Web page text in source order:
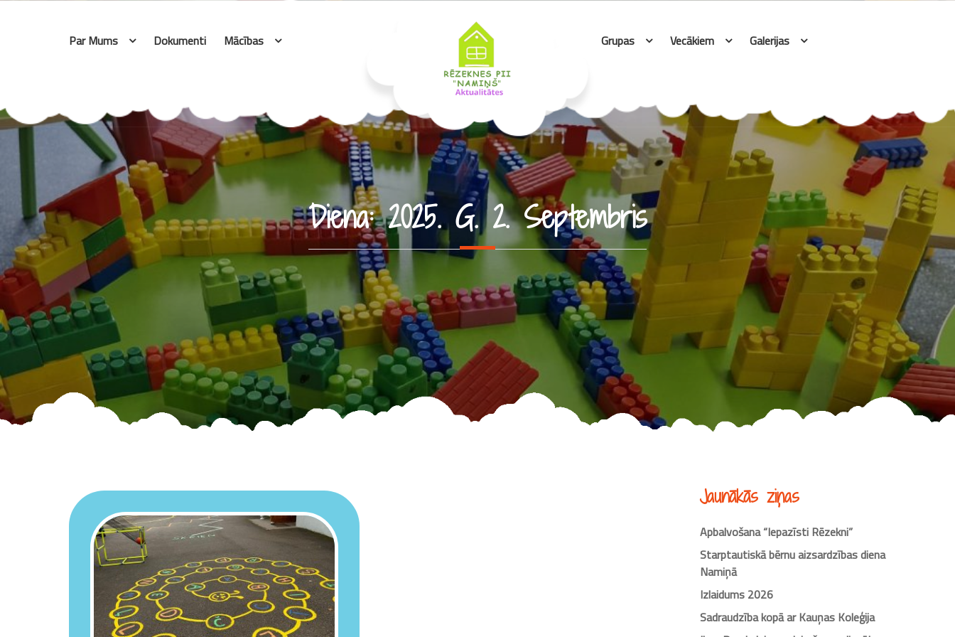
Par Mums Dokumenti Mācības Grupas Vecākiem Galerijas
Diena:2025. G. 2. Septembris
Jaunākās ziņas
Apbalvošana “Iepazīsti Rēzekni”
Starptautiskā bērnu aizsardzības diena
Namiņā
Izlaidums 2026
Sadraudzība kopā ar Kauņas Koleģija